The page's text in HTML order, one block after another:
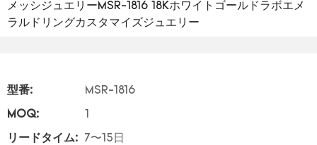
メッシジュエリーMSR-1816 18Kホワイトゴールドラボエメ
ラルドリングカスタマイズジュエリー
型番: MSR-1816
MOQ:
リードタイム: 7〜15日